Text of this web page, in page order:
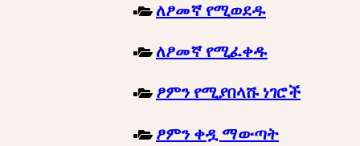
ለፆመኛ የሚወደዱ
ለፆመኛ የሚፈቀዱ
ፆምን የሚያበላሹ ነገሮች
ፆምን ቀዷ ማውጣት